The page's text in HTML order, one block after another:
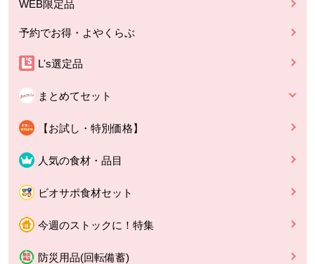
WEB限定品
予約でお得・よやくらぶ
L's選定品
まとめてセット
【お試し・特別価格】
人気の食材・品目
ビオサポ食材セット
今週のストックに！特集
防災用品(回転備蓄)